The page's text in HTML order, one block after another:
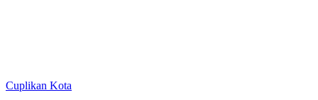
Cuplikan Kota